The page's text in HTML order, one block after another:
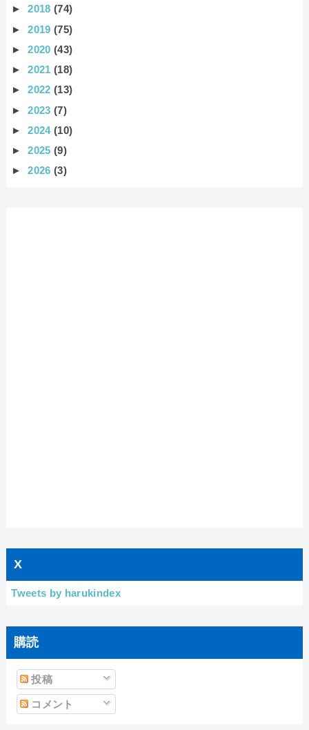
►2018(74)
►2019(75)
►2020(43)
►2021(18)
►2022(13)
►2023(7)
►2024(10)
►2025(9)
►2026(3)
X
Tweets by harukindex
購読
投稿
コメント